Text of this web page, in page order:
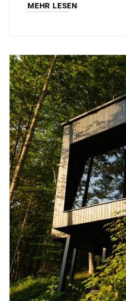
MEHR LESEN